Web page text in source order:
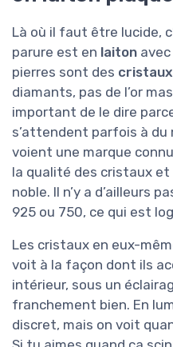
Là où il faut être lucide,
parure est en laiton
pierres sont des
diamants, pas de l’or
important de le dire
s’attendent parfois à du
voient une marque
la qualité des cristaux et
noble. Il n’y a d’ailleurs
925 ou 750, ce qui est
Les cristaux en eux-
voit à la façon dont ils
intérieur, sous un
franchement bien. En
discret, mais on voit